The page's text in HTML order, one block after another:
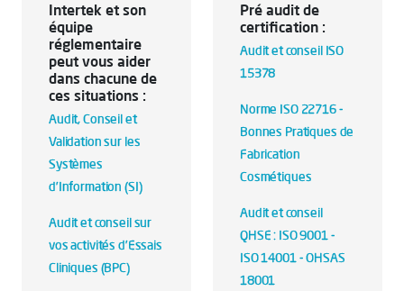
Intertek et son
équipe
réglementaire
peut vous aider
dans chacune de
ces situations :
Audit, Conseil et
Validation sur les
Systèmes
d’Information (SI)
Audit et conseil sur
vos activités d’Essais
Cliniques (BPC)
Pré audit de
certification :
Audit et conseil ISO
15378
Norme ISO 22716 -
Bonnes Pratiques de
Fabrication
Cosmétiques
Audit et conseil
QHSE : ISO 9001 -
ISO 14001 - OHSAS
18001